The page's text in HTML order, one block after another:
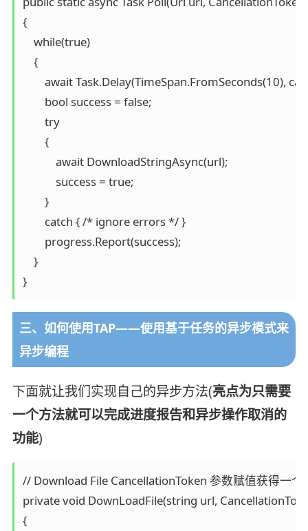
{
    while(true)
    {
await Task.Delay(TimeSpan.FromSeconds(10),
        bool success = false;
        try
        {
            await DownloadStringAsync(url);
            success = true;
        }
        catch { /* ignore errors */ }
        progress.Report(success);
    }
}
三、如何使用TAP——使用基于任务的异步模式来
异步编程
下面就让我们实现自己的异步方法(亮点为只需要
一个方法就可以完成进度报告和异步操作取消的
功能)
// Download File CancellationToken 参数赋值获得一
private void DownLoadFile(string url,
{